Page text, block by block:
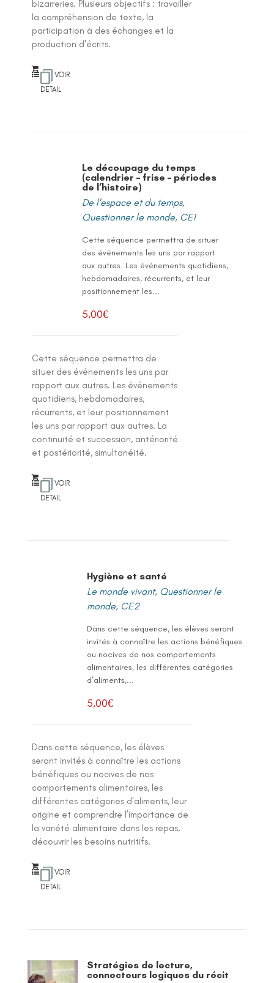
bizarreries. Plusieurs objectifs : travailler
la compréhension de texte, la
participation à des échanges et la
production d'écrits.
VOIR
DETAIL
Le découpage du temps
(calendrier – frise – périodes
de l’histoire)
De l'espace et du temps,
Questionner le monde, CE1
Cette séquence permettra de situer
des événements les uns par rapport
aux autres. Les événements quotidiens,
hebdomadaires, récurrents, et leur
positionnement les...
5,00€
Cette séquence permettra de
situer des événements les uns par
rapport aux autres. Les événements
quotidiens, hebdomadaires,
récurrents, et leur positionnement
les uns par rapport aux autres. La
continuité et succession, antériorité
et postériorité, simultanéité.
VOIR
DETAIL
Hygiène et santé
Le monde vivant, Questionner le
monde, CE2
Dans cette séquence, les élèves seront
invités à connaître les actions bénéfiques
ou nocives de nos comportements
alimentaires, les différentes catégories
d’aliments,...
5,00€
Dans cette séquence, les élèves
seront invités à connaître les actions
bénéfiques ou nocives de nos
comportements alimentaires, les
différentes catégories d’aliments, leur
origine et comprendre l’importance de
la variété alimentaire dans les repas,
découvrir les besoins nutritifs.
VOIR
DETAIL
Stratégies de lecture,
connecteurs logiques du récit